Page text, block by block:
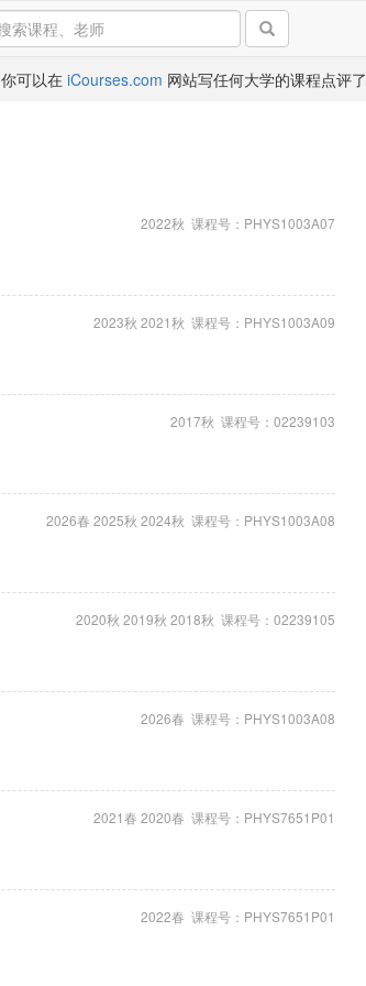
你可以在 iCourses.com 网站写任何大学的课程点评了
2022秋 课程号：PHYS1003A07
2023秋 2021秋 课程号：PHYS1003A09
2017秋 课程号：02239103
2026春 2025秋 2024秋 课程号：PHYS1003A08
2020秋 2019秋 2018秋 课程号：02239105
2026春 课程号：PHYS1003A08
2021春 2020春 课程号：PHYS7651P01
2022春 课程号：PHYS7651P01